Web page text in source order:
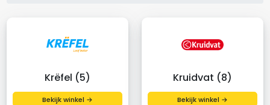
Krëfel (5)
Bekijk winkel →
Kruidvat (8)
Bekijk winkel →